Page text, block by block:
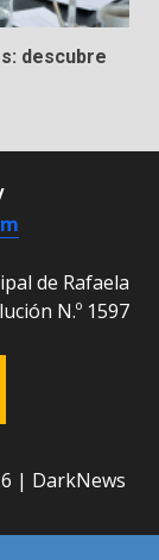
descubre
de Rafaela
N.º 1597
| DarkNews